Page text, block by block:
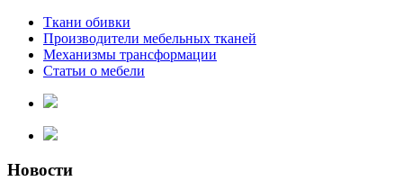
Ткани обивки
Производители мебельных тканей
Механизмы трансформации
Статьи о мебели
Новости